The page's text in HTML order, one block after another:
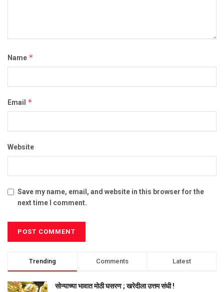
Name *
Email *
Website
Save my name, email, and website in this browser for the
next time I comment.
Trending Comments Latest
सोन्याच्या भावात मोठी घसरण ; खरेदीला उत्तम संधी !